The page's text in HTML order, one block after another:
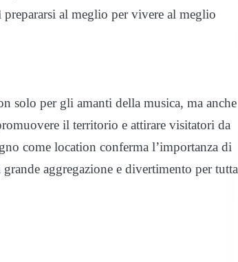
al meglio per vivere al meglio
solo per gli amanti della musica, ma anche
il territorio e attirare visitatori da
come location conferma l’importanza di
aggregazione e divertimento per tutta